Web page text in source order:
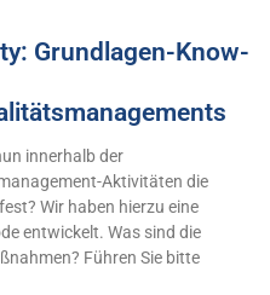
Grundlagen-Know-
innerhalb der
Aktivitäten die
Wir haben hierzu eine
entwickelt. Was sind die
Führen Sie bitte